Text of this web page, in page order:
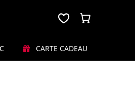
CARTE CADEAU